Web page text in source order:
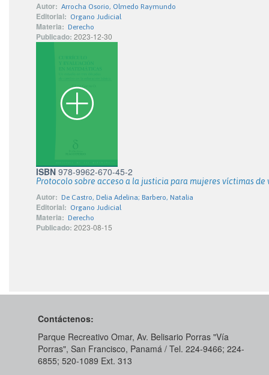
Autor: Arrocha Osorio, Olmedo Raymundo
Editorial: Organo Judicial
Materia: Derecho
Publicado: 2023-12-30
ISBN 978-9962-670-45-2
Protocolo sobre acceso a la justicia para mujeres víctimas
Autor: De Castro, Delia Adelina; Barbero, Natalia
Editorial: Organo Judicial
Materia: Derecho
Publicado: 2023-08-15
Contáctenos:
Parque Recreativo Omar, Av. Belisario Porras "Vía
Porras", San Francisco, Panamá / Tel. 224-9466; 224-
6855; 520-1089​ Ext. 313